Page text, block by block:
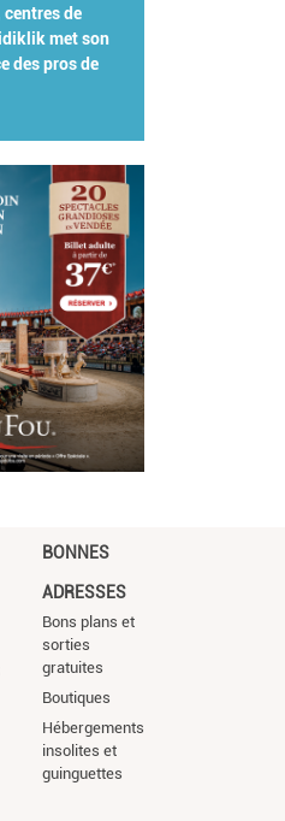
de
met son
des pros de
BONNES
ADRESSES
Bons plans et
sorties
gratuites
Boutiques
Hébergements
insolites et
guinguettes